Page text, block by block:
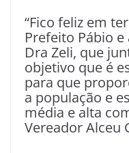
“Fico feliz em
Prefeito Pábio
Dra Zeli, que
objetivo que é
para que
a população e
média e alta
Vereador Alceu